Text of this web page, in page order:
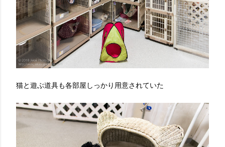
猫と遊ぶ道具も各部屋しっかり用意されていた